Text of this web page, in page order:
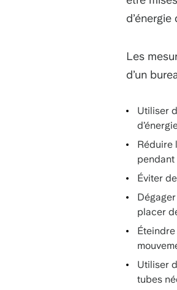
Les
d’un
Utiliser
Réduire
pendant
Éviter
placer
Utiliser
tubes